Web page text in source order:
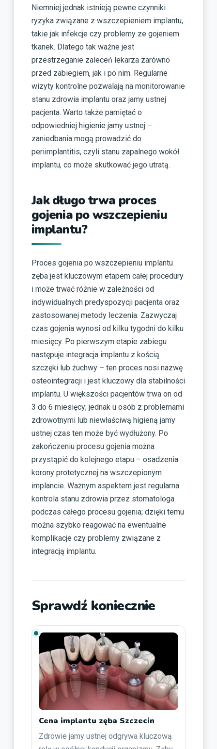
Niemniej jednak istnieją pewne czynniki
ryzyka związane z wszczepieniem implantu,
takie jak infekcje czy problemy ze gojeniem
tkanek. Dlatego tak ważne jest
przestrzeganie zaleceń lekarza zarówno
przed zabiegiem, jak i po nim. Regularne
wizyty kontrolne pozwalają na monitorowanie
stanu zdrowia implantu oraz jamy ustnej
pacjenta. Warto także pamiętać o
odpowiedniej higienie jamy ustnej –
zaniedbania mogą prowadzić do
periimplantitis, czyli stanu zapalnego wokół
implantu, co może skutkować jego utratą.
Jak długo trwa proces
gojenia po wszczepieniu
implantu?
Proces gojenia po wszczepieniu implantu
zęba jest kluczowym etapem całej procedury
i może trwać różnie w zależności od
indywidualnych predyspozycji pacjenta oraz
zastosowanej metody leczenia. Zazwyczaj
czas gojenia wynosi od kilku tygodni do kilku
miesięcy. Po pierwszym etapie zabiegu
następuje integracja implantu z kością
szczęki lub żuchwy – ten proces nosi nazwę
osteointegracji i jest kluczowy dla stabilności
implantu. U większości pacjentów trwa on od
3 do 6 miesięcy; jednak u osób z problemami
zdrowotnymi lub niewłaściwą higieną jamy
ustnej czas ten może być wydłużony. Po
zakończeniu procesu gojenia można
przystąpić do kolejnego etapu – osadzenia
korony protetycznej na wszczepionym
implancie. Ważnym aspektem jest regularna
kontrola stanu zdrowia przez stomatologa
podczas całego procesu gojenia; dzięki temu
można szybko reagować na ewentualne
komplikacje czy problemy związane z
integracją implantu.
Sprawdź koniecznie
Cena implantu zęba Szczecin
Zdrowie jamy ustnej odgrywa kluczową